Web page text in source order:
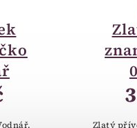
Zlatý